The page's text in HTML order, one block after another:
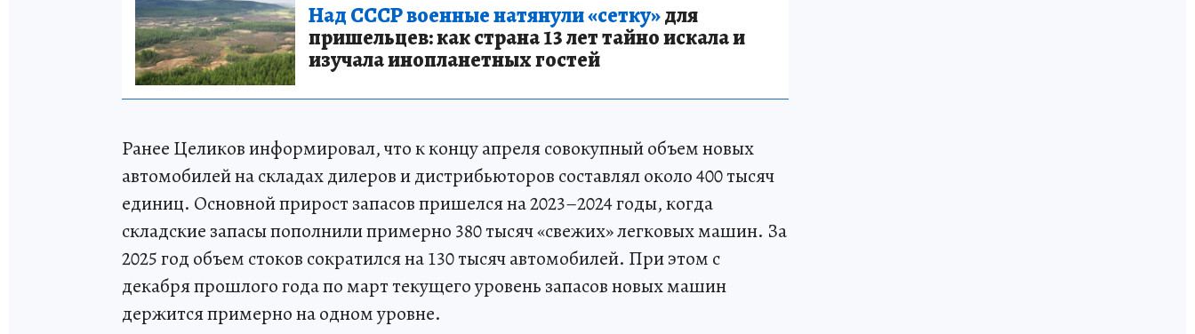
Над СССР военные натянули «сетку»для
пришельцев: как страна 13 лет тайно искала и
изучала инопланетных гостей
Ранее Целиков информировал, что к концу апреля совокупный объем новых
автомобилей на складах дилеров и дистрибьюторов составлял около 400 тысяч
единиц. Основной прирост запасов пришелся на 2023–2024 годы, когда
складские запасы пополнили примерно 380 тысяч «свежих» легковых машин. За
2025 год объем стоков сократился на 130 тысяч автомобилей. При этом с
декабря прошлого года по март текущего уровень запасов новых машин
держится примерно на одном уровне.